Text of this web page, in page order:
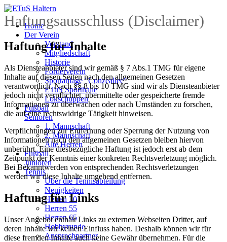
Home
Der Verein
Vorstand
Mitgliedschaft
Historie
Förderverein
Sportanlage "Conzeallee"
ETuS Sporthalle
Lokschuppen
Fußball
Senioren
1. Mannschaft
2. Mannschaft
Alte Herren
Fußball
Junioren
Tennis
Über die Tennisabteilung
Neuigkeiten
Herren 30
Herren 55
Herren 65
Hobbyrunde
Ansprechpartner
Haftungsausschluss (Disclaimer)
Haftung für Inhalte
Als Diensteanbieter sind wir gemäß § 7 Abs.1 TMG für eigene
Inhalte auf diesen Seiten nach den allgemeinen Gesetzen
verantwortlich. Nach §§ 8 bis 10 TMG sind wir als Diensteanbieter
jedoch nicht verpflichtet, übermittelte oder gespeicherte fremde
Informationen zu überwachen oder nach Umständen zu forschen,
die auf eine rechtswidrige Tätigkeit hinweisen.
Verpflichtungen zur Entfernung oder Sperrung der Nutzung von
Informationen nach den allgemeinen Gesetzen bleiben hiervon
unberührt. Eine diesbezügliche Haftung ist jedoch erst ab dem
Zeitpunkt der Kenntnis einer konkreten Rechtsverletzung möglich.
Bei Bekanntwerden von entsprechenden Rechtsverletzungen
werden wir diese Inhalte umgehend entfernen.
Haftung für Links
Unser Angebot enthält Links zu externen Webseiten Dritter, auf
deren Inhalte wir keinen Einfluss haben. Deshalb können wir für
diese fremden Inhalte auch keine Gewähr übernehmen. Für die